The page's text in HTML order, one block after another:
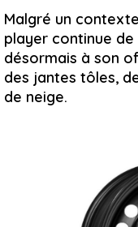
Malgré un
player continue
désormais à son
des jantes tôles,
de neige.